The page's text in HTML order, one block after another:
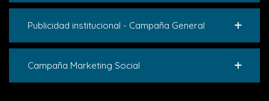
Publicidad institucional - Campaña General
Campaña Marketing Social